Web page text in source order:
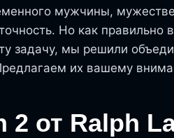
мужчины,
Но как правильно
задачу, мы решили
их вашему
от Ralph